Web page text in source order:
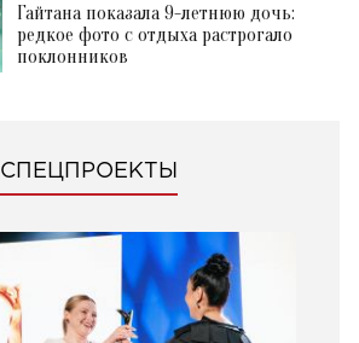
Гайтана показала 9-летнюю дочь:
редкое фото с отдыха растрогало
поклонников
СПЕЦПРОЕКТЫ